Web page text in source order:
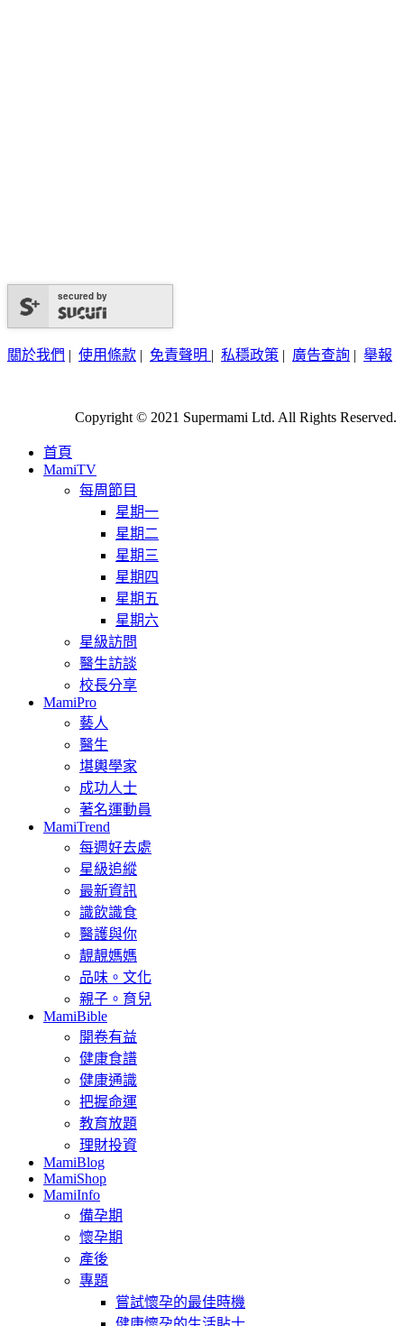
secured by
關於我們 | 使用條款 | 免責聲明 | 私穩政策 | 廣告查詢 | 舉報
Copyright © 2021 Supermami Ltd. All Rights Reserved.
首頁
MamiTV
每周節目
星期一
星期二
星期三
星期四
星期五
星期六
星級訪問
醫生訪談
校長分享
MamiPro
藝人
醫生
堪輿學家
成功人士
著名運動員
MamiTrend
每週好去處
星級追縱
最新資訊
識飲識食
醫護與你
靚靚媽媽
品味。文化
親子。育兒
MamiBible
開卷有益
健康食譜
健康通識
把握命運
教育放題
理財投資
MamiBlog
MamiShop
MamiInfo
備孕期
懷孕期
產後
專題
嘗試懷孕的最佳時機